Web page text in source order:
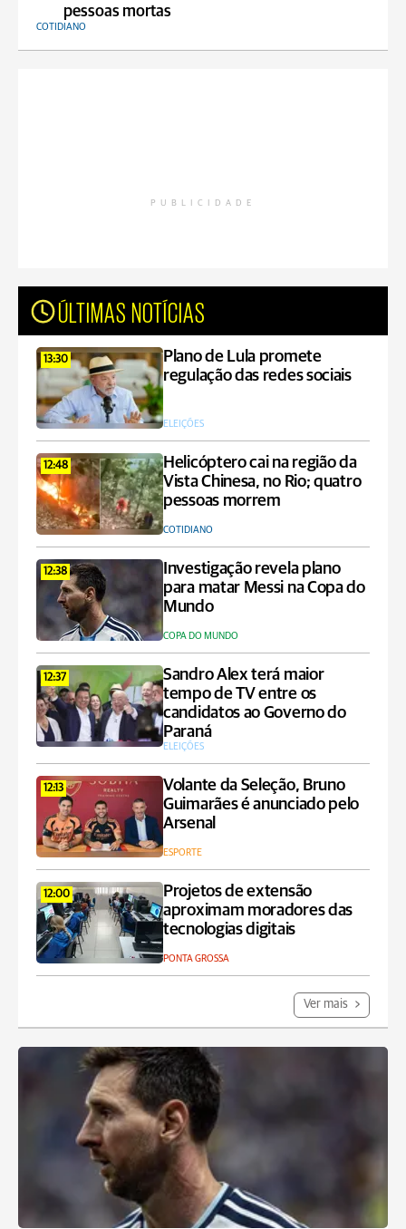
pessoas mortas
COTIDIANO
PUBLICIDADE
ÚLTIMAS NOTÍCIAS
13:30
Plano de Lula promete
regulação das redes sociais
ELEIÇÕES
12:48
Helicóptero cai na região da
Vista Chinesa, no Rio; quatro
pessoas morrem
COTIDIANO
12:38
Investigação revela plano
para matar Messi na Copa do
Mundo
COPA DO MUNDO
12:37
Sandro Alex terá maior
tempo de TV entre os
candidatos ao Governo do
Paraná
ELEIÇÕES
12:13
Volante da Seleção, Bruno
Guimarães é anunciado pelo
Arsenal
ESPORTE
12:00
Projetos de extensão
aproximam moradores das
tecnologias digitais
PONTA GROSSA
Ver mais